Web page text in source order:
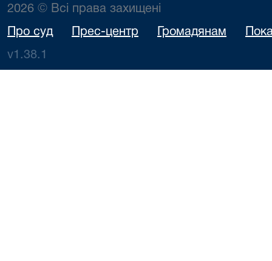
2026 © Всі права захищені
Про суд Прес-центр Громадянам
v1.38.1